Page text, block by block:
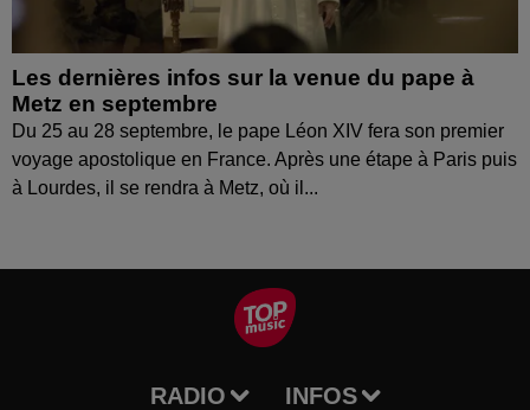
Les dernières infos sur la venue du pape à
Metz en septembre
Du 25 au 28 septembre, le pape Léon XIV fera son premier
voyage apostolique en France. Après une étape à Paris puis
à Lourdes, il se rendra à Metz, où il...
RADIO INFOS